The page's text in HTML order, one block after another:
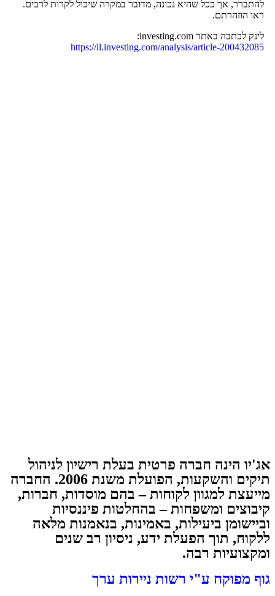
להתברר, אך ככל שהיא נכונה, מדובר במקרה שיכול לקרות לרבים.
ראו הוזהרתם.
לינק לכתבה באתר investing.com:
https://il.investing.com/analysis/article-200432085
אג'יו הינה חברה פרטית בעלת רישיון לניהול
תיקים והשקעות, הפועלת משנת 2006. החברה
מייעצת למגוון לקוחות – בהם מוסדות, חברות,
קיבוצים ומשפחות – בהחלטות פיננסיות
וביישומן ביעילות, באמינות, בנאמנות מלאה
ללקוח, תוך הפעלת ידע, ניסיון רב שנים
ומקצועיות רבה.
גוף מפוקח ע"י רשות ניירות ערך